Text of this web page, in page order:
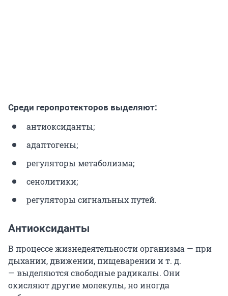
Среди геропротекторов выделяют:
антиоксиданты;
адаптогены;
регуляторы метаболизма;
сенолитики;
регуляторы сигнальных путей.
Антиоксиданты
В процессе жизнедеятельности организма — при
дыхании, движении, пищеварении и т. д.
— выделяются свободные радикалы. Они
окисляют другие молекулы, но иногда